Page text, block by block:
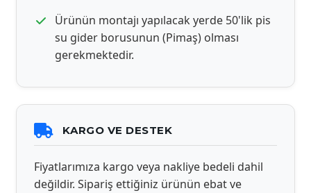
Ürünün montajı yapılacak yerde 50'lik pis
su gider borusunun (Pimaş) olması
gerekmektedir.
KARGO VE DESTEK
Fiyatlarımıza kargo veya nakliye bedeli dahil
değildir. Sipariş ettiğiniz ürünün ebat ve